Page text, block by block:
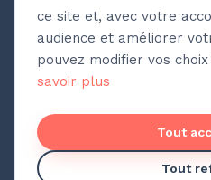
Newsletter Teasio
Recevez chaque mois nos
d'accompagnement.
Adresse e-mail
Pas de spam. Désinscription en un
ce site et, avec votre
audience et améliorer
pouvez modifier vos
savoir plus
Tout
Tout